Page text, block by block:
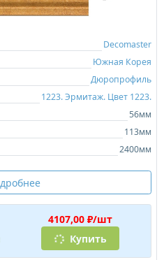
Decomaster
Южная Корея
Дюропрофиль
1223. Эрмитаж. Цвет 1223.
56мм
113мм
2400мм
4107,00 ₽/шт
Купить